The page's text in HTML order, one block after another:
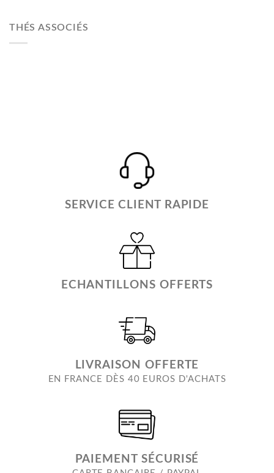
THÉS ASSOCIÉS
SERVICE CLIENT RAPIDE
ECHANTILLONS OFFERTS
LIVRAISON OFFERTE
EN FRANCE DÈS 40 EUROS D'ACHATS
PAIEMENT SÉCURISÉ